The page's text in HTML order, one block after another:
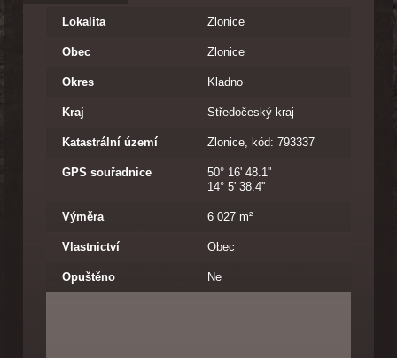
Lokalita Zlonice
Obec Zlonice
Okres Kladno
Kraj Středočeský kraj
Katastrální území Zlonice, kód: 793337
GPS souřadnice
50° 16' 48.1''
14° 5' 38.4''
Výměra 6 027 m²
Vlastnictví Obec
Opuštěno Ne